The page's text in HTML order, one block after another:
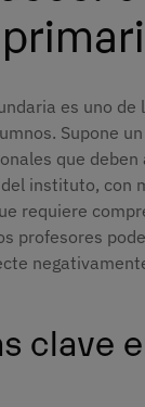
es uno
Supone
que
instituto, con
requiere
profesores
clave